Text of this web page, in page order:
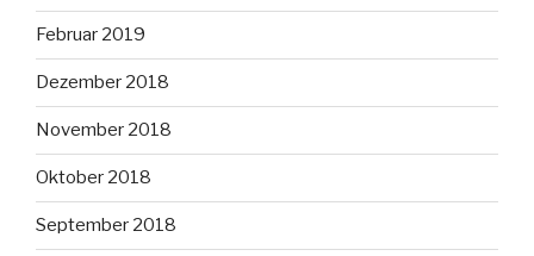
Februar 2019
Dezember 2018
November 2018
Oktober 2018
September 2018